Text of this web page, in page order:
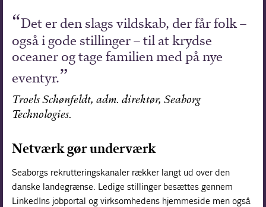
Det er den slags vildskab, der får folk –
også i gode stillinger – til at krydse
oceaner og tage familien med på nye
eventyr.
Troels Schønfeldt, adm. direktør, Seaborg
Technologies.
Netværk gør underværk
Seaborgs rekrutteringskanaler rækker langt ud over den
danske landegrænse. Ledige stillinger besættes gennem
LinkedIns jobportal og virksomhedens hjemmeside men også